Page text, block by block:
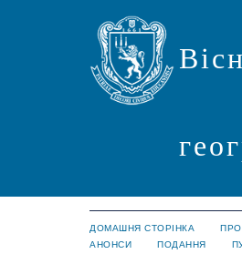
ДОМАШНЯ СТОРІНКА
АНОНСИ
ПОДАННЯ